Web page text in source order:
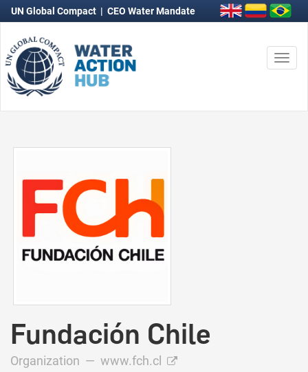
UN Global Compact | CEO Water Mandate
Fundación Chile
Organization — www.fch.cl